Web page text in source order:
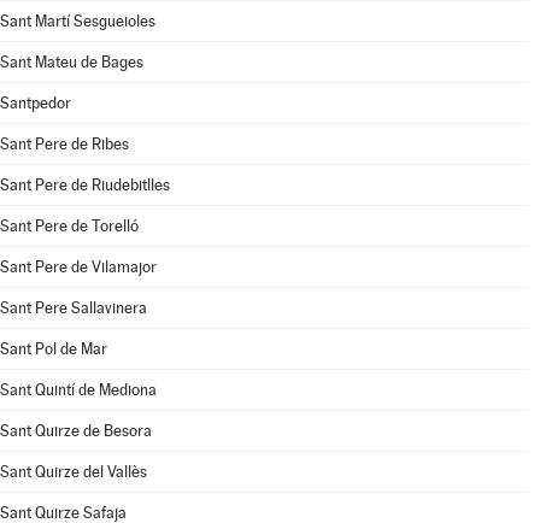
Sant Martí Sesgueioles
Sant Mateu de Bages
Santpedor
Sant Pere de Ribes
Sant Pere de Riudebitlles
Sant Pere de Torelló
Sant Pere de Vilamajor
Sant Pere Sallavinera
Sant Pol de Mar
Sant Quintí de Mediona
Sant Quirze de Besora
Sant Quirze del Vallès
Sant Quirze Safaja